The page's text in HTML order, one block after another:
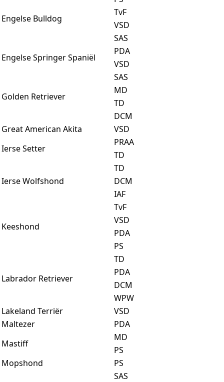
Engelse Bulldog
TvF
VSD
SAS
Engelse Springer Spaniël
PDA
VSD
Golden Retriever
SAS
MD
TD
DCM
Great American Akita
VSD
Ierse Setter
PRAA
TD
Ierse Wolfshond
TD
DCM
IAF
Keeshond
TvF
VSD
PDA
PS
Labrador Retriever
TD
PDA
DCM
WPW
Lakeland Terriër
VSD
Maltezer
PDA
Mastiff
MD
PS
Mopshond
PS
SAS